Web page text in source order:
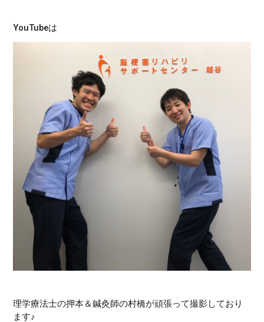
YouTubeは
理学療法士の押本＆鍼灸師の村橋が頑張って撮影しており
ます♪